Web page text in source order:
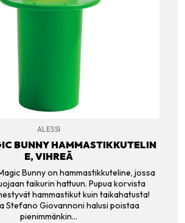
ALESSI
BUNNY HAMMASTIKKUTELIN
E, VIHREÄ
Bunny on hammastikkuteline, jossa
taikurin hattuun. Pupua korvista
hammastikut kuin taikahatusta!
Stefano Giovannoni halusi poistaa
pienimmänkin…